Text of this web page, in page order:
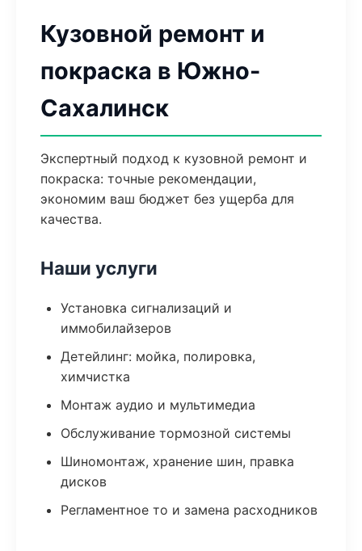
Кузовной ремонт и
покраска в Южно-
Сахалинск
Экспертный подход к кузовной ремонт и
покраска: точные рекомендации,
экономим ваш бюджет без ущерба для
качества.
Наши услуги
Установка сигнализаций и
иммобилайзеров
Детейлинг: мойка, полировка,
химчистка
Монтаж аудио и мультимедиа
Обслуживание тормозной системы
Шиномонтаж, хранение шин, правка
дисков
Регламентное то и замена расходников